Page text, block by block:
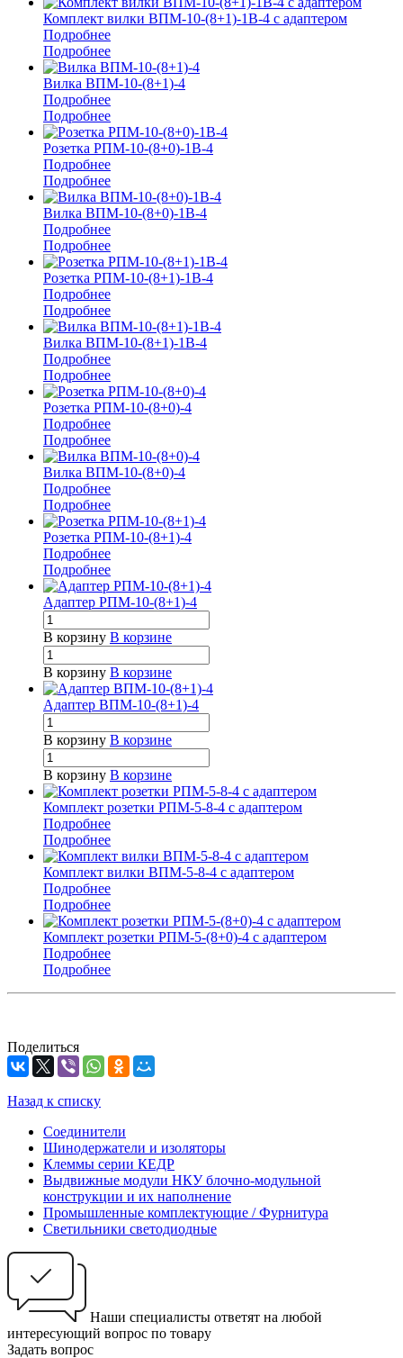
Комплект вилки ВПМ-10-(8+1)-1В-4 с адаптером
Подробнее
Подробнее
Вилка ВПМ-10-(8+1)-4
Подробнее
Подробнее
Розетка РПМ-10-(8+0)-1В-4
Подробнее
Подробнее
Вилка ВПМ-10-(8+0)-1В-4
Подробнее
Подробнее
Розетка РПМ-10-(8+1)-1В-4
Подробнее
Подробнее
Вилка ВПМ-10-(8+1)-1В-4
Подробнее
Подробнее
Розетка РПМ-10-(8+0)-4
Подробнее
Подробнее
Вилка ВПМ-10-(8+0)-4
Подробнее
Подробнее
Розетка РПМ-10-(8+1)-4
Подробнее
Подробнее
Адаптер РПМ-10-(8+1)-4
В корзину В корзине
В корзину В корзине
Адаптер ВПМ-10-(8+1)-4
В корзину В корзине
В корзину В корзине
Комплект розетки РПМ-5-8-4 с адаптером
Подробнее
Подробнее
Комплект вилки ВПМ-5-8-4 с адаптером
Подробнее
Подробнее
Комплект розетки РПМ-5-(8+0)-4 с адаптером
Подробнее
Подробнее
Поделиться
Назад к списку
Соединители
Шинодержатели и изоляторы
Клеммы серии КЕДР
Выдвижные модули НКУ блочно-модульной
конструкции и их наполнение
Промышленные комплектующие / Фурнитура
Светильники светодиодные
Наши специалисты ответят на любой
интересующий вопрос по товару
Задать вопрос